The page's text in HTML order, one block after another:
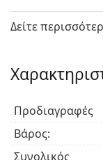
Το υγρό
αφαιρεί τις
Κατασκευάζεται
ηλεκτρονικό
Purpose.
Το Vantio Multi-
Δείτε
Προδιαγραφές
Βάρος:
Συνολικός